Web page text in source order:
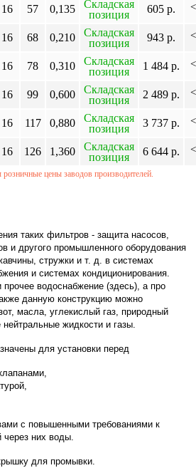
16 57 0,135
Складская
позиция
605 р. <
16 68 0,210
Складская
позиция
943 р. <
16 78 0,310
Складская
позиция
1 484 р. <
16 99 0,600
Складская
позиция
2 489 р. <
16 117 0,880
Складская
позиция
3 737 р. <
16 126 1,360
Складская
позиция
6 644 р. <
цены заводов производителей.
таких фильтров - защита насосов,
и другого промышленного оборудования
стружки и т. д. в системах
и системах кондиционирования.
водоснабжение (здесь), а про
данную конструкцию можно
масла, углекислый газ, природный
жидкости и газы.
для установки перед
с повышенными требованиями к
них воды.
для промывки.